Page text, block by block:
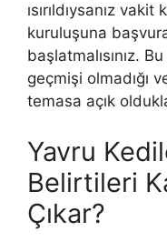
ısırıldıysanız
kuruluşuna
başlatmalısınız.
geçmişi olmadığı
temasa açık
Yavru
Belirtileri
Çıkar?